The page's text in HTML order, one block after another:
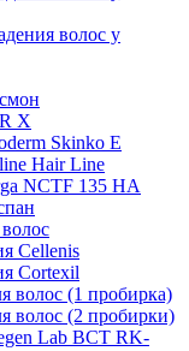
волос у
X
Skinko E
Hair Line
NCTF 135 HA
Cellenis
Cortexil
волос (1 пробирка)
волос (2 пробирки)
Lab BCT RK-